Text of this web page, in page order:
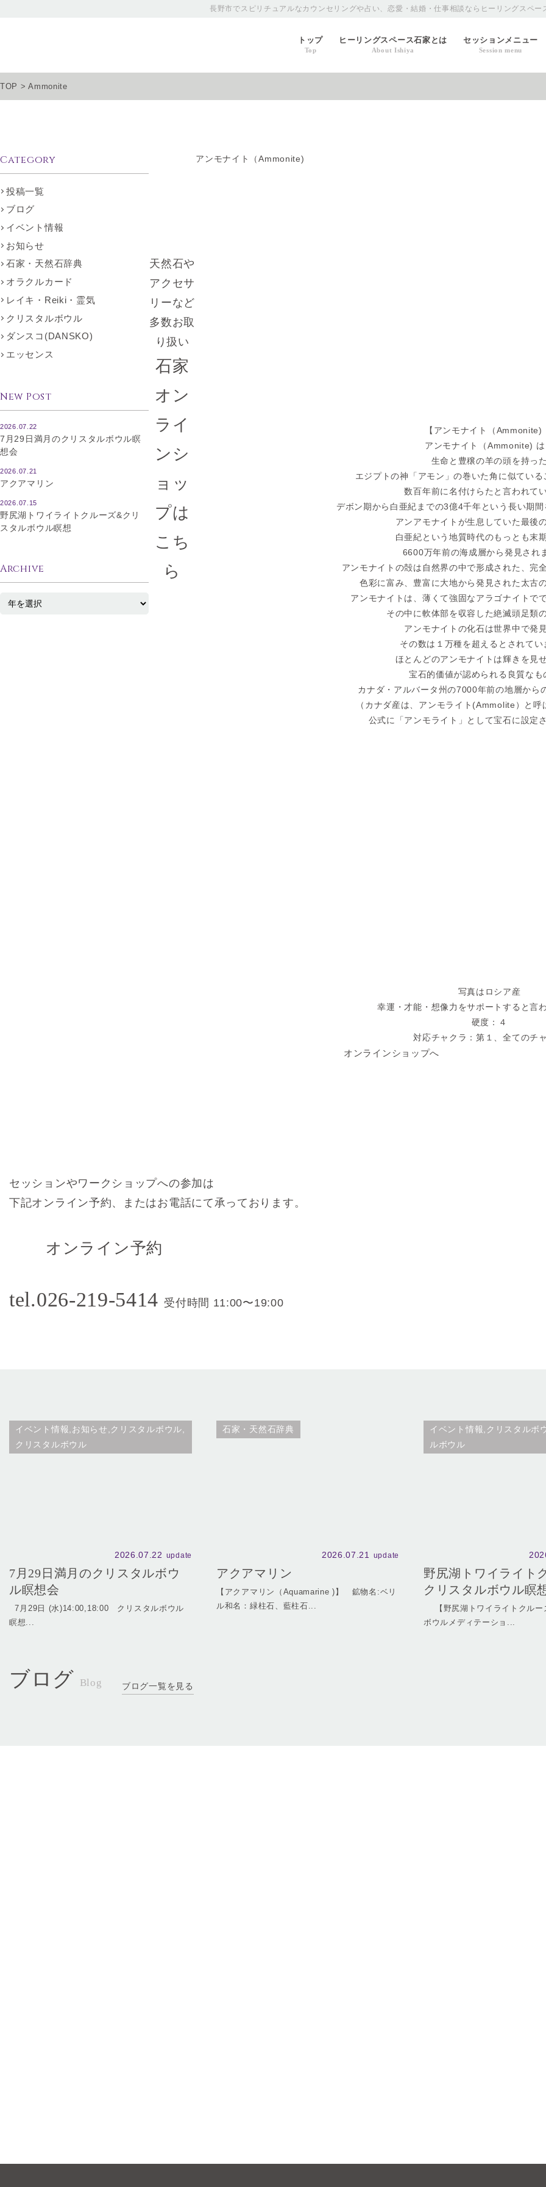
長野市でスピリチュアルなカウンセリングや占い、恋愛・結婚・仕事相談ならヒーリングスペー
トップ
Top
ヒーリングスペース石家とは
About Ishiya
セッションメニュー
Session menu
TOP >Ammonite
アンモナイト（Ammonite)
【アンモナイト（Ammonite)
アンモナイト（Ammonite) は
生命と豊穣の羊の頭を持った
エジプトの神「アモン」の巻いた角に似ている
数百年前に名付けらたと言われてい
デボン期から白亜紀までの3億4千年という長い期間
アンアモナイトが生息していた最後
白亜紀という地質時代のもっとも末
6600万年前の海成層から発見され
アンモナイトの殻は自然界の中で形成された、完
色彩に富み、豊富に大地から発見された太古
アンモナイトは、薄くて強固なアラゴナイトで
その中に軟体部を収容した絶滅頭足類
アンモナイトの化石は世界中で発見
その数は１万種を超えるとされてい
ほとんどのアンモナイトは輝きを見せ
宝石的価値が認められる良質なも
カナダ・アルバータ州の7000年前の地層から
（カナダ産は、アンモライト(Ammolite）と呼
公式に「アンモライト」として宝石に設定
写真はロシア産
幸運・才能・想像力をサポートすると言
硬度：４
対応チャクラ：第１、全てのチ
Category
投稿一覧
ブログ
イベント情報
お知らせ
石家・天然石辞典
オラクルカード
レイキ・Reiki・霊気
クリスタルボウル
ダンスコ(DANSKO)
エッセンス
New Post
2026.07.22
7月29日満月のクリスタルボウル瞑
想会
2026.07.21
アクアマリン
2026.07.15
野尻湖トワイライトクルーズ&クリ
スタルボウル瞑想
Archive
天然石や
アクセサ
リーなど
多数お取
り扱い
石家
オン
ライ
ンシ
ョッ
プは
こち
ら
オンラインショップへ
セッションやワークショップへの参加は
下記オンライン予約、またはお電話にて承っております。
オンライン予約
tel.026-219-5414 受付時間 11:00〜19:00
ブログ Blog
イベント情報,お知らせ,クリスタルボウル,
クリスタルボウル
2026.07.22 update
7月29日満月のクリスタルボウ
ル瞑想会
7月29日 (水)14:00,18:00 クリスタルボウル
瞑想...
石家・天然石辞典
2026.07.21 update
アクアマリン
【アクアマリン（Aquamarine )】 鉱物名:ベリ
ル和名：緑柱石、藍柱石...
イベント情報,クリスタルボ
ルボウル
野尻湖トワイライト
クリスタルボウル瞑
【野尻湖トワイライトクルー
ボウルメディテーショ...
ブログ一覧を見る